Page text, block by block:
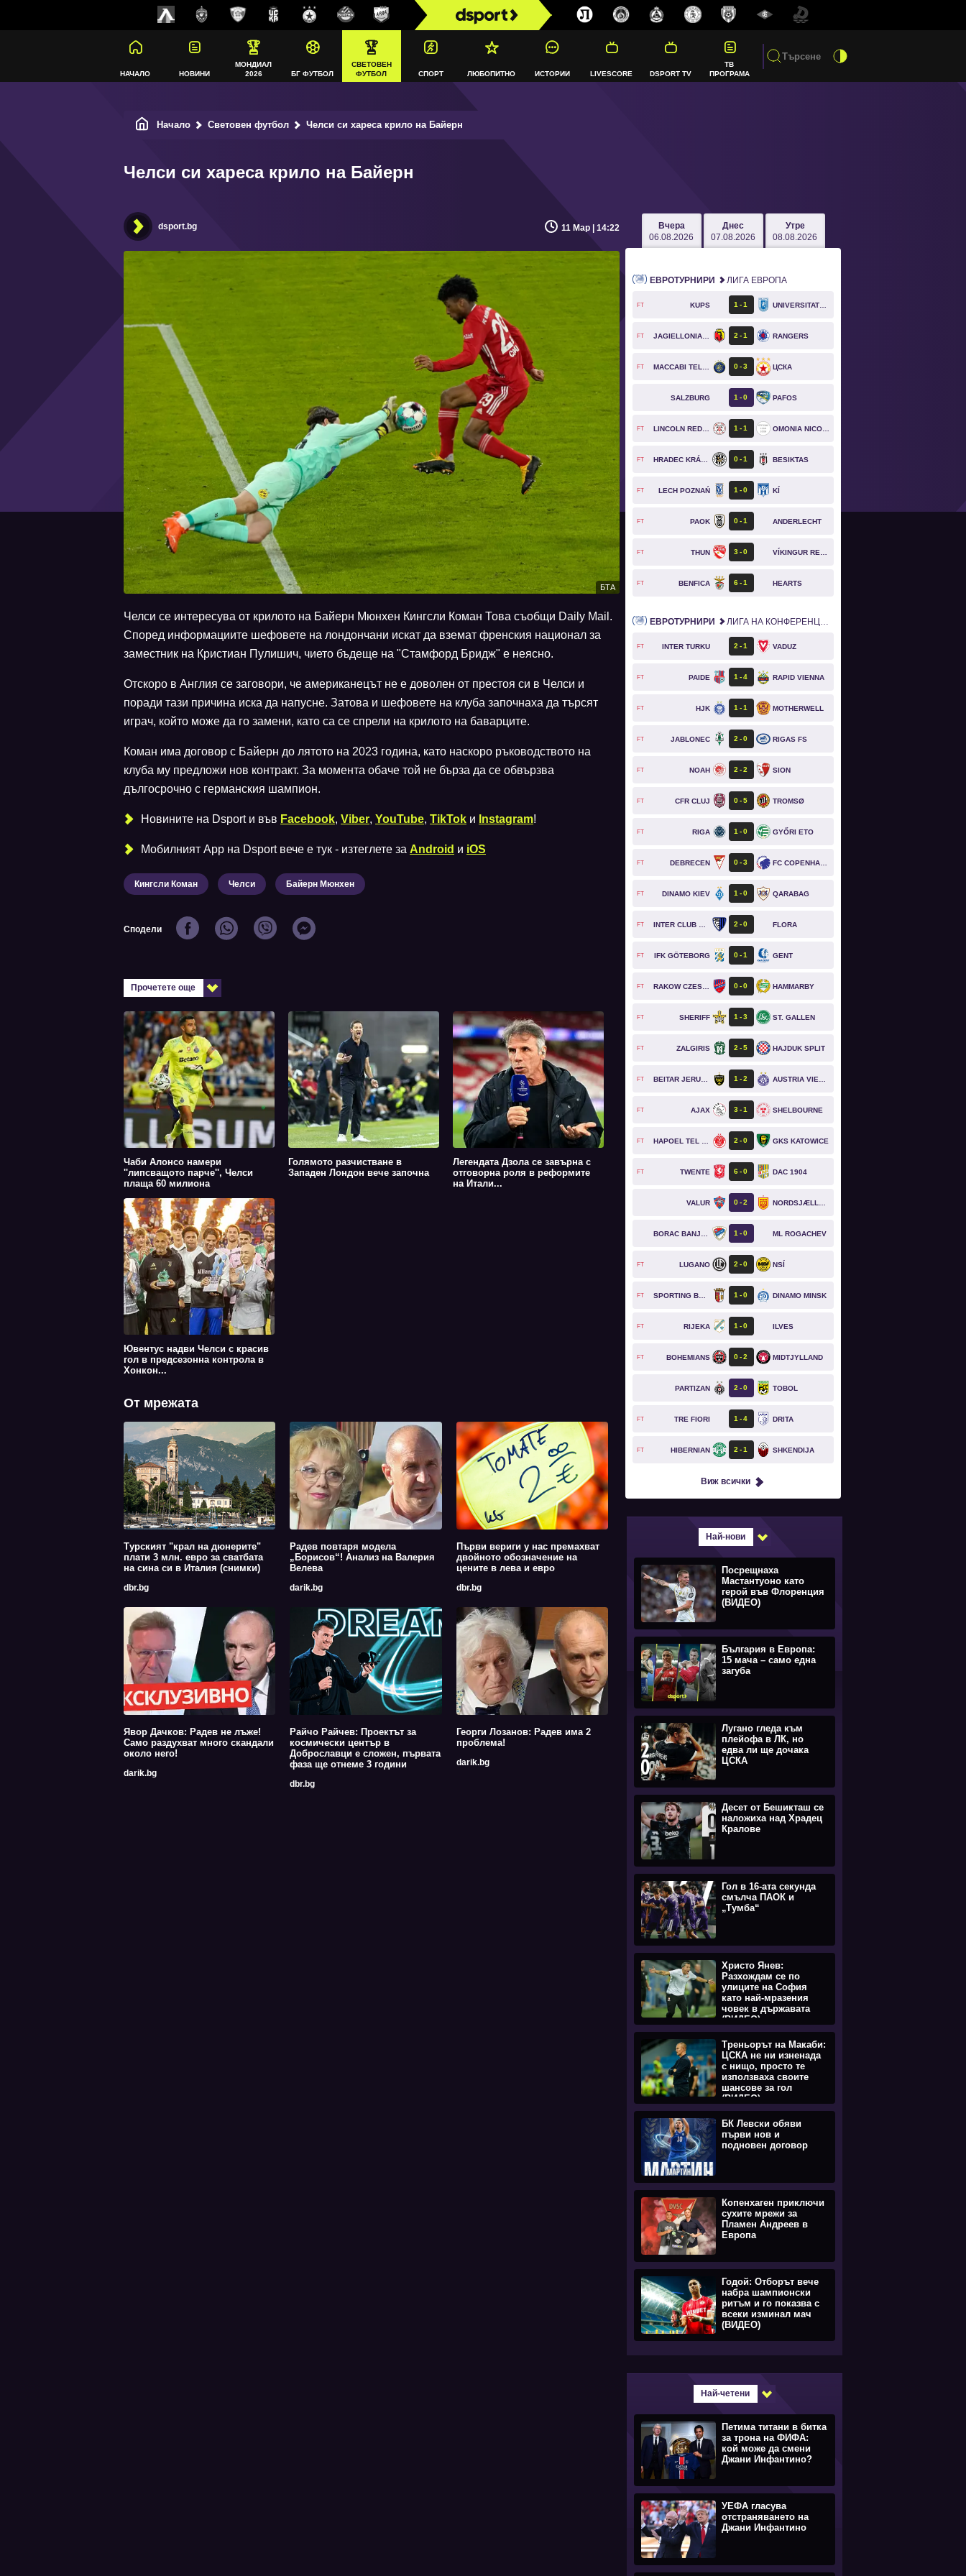
НАЧАЛО НОВИНИ
МОНДИАЛ
2026
БГ ФУТБОЛ
СВЕТОВЕН
ФУТБОЛ
СПОРТ ЛЮБОПИТНО ИСТОРИИ LIVESCORE DSPORT TV
ТВ
ПРОГРАМА
Начало Световен футбол Челси си хареса крило на Байерн
Челси си хареса крило на Байерн
dsport.bg 11 Мар | 14:22
БТА
Челси се интересува от крилото на Байерн Мюнхен Кингсли Коман Това съобщи Daily Mail.
Според информациите шефовете на лондончани искат да вземат френския национал за
заместник на Кристиан Пулишич, чието бъдеще на "Стамфорд Бридж" е неясно.
Отскоро в Англия се заговори, че американецът не е доволен от престоя си в Челси и
поради тази причина иска да напусне. Затова и шефовете на клуба започнаха да търсят
играч, който може да го замени, като са се спрели на крилото на баварците.
Коман има договор с Байерн до лятото на 2023 година, като наскоро ръководството на
клуба му предложи нов контракт. За момента обаче той не бърза да се обвързва
дългосрочно с германския шампион.
Новините на Dsport и във Facebook, Viber, YouTube, TikTok и Instagram!
Мобилният Аpp на Dsport вече е тук - изтеглете за Android и iOS
Кингсли Коман Челси Байерн Мюнхен
Сподели
Прочетете още
Чаби Алонсо намери
''липсващото парче'', Челси
плаща 60 милиона
Голямото разчистване в
Западен Лондон вече започна
Легендата Дзола се завърна с
отговорна роля в реформите
на Итали...
Ювентус надви Челси с красив
гол в предсезонна контрола в
Хонкон...
От мрежата
Турският "крал на дюнерите"
плати 3 млн. евро за сватбата
на сина си в Италия (снимки)
dbr.bg
Радев повтаря модела
„Борисов“! Анализ на Валерия
Велева
darik.bg
Първи вериги у нас премахват
двойното обозначение на
цените в лева и евро
dbr.bg
Явор Дачков: Радев не лъже!
Само раздухват много скандали
около него!
darik.bg
Райчо Райчев: Проектът за
космически център в
Доброславци е сложен, първата
фаза ще отнеме 3 години
dbr.bg
Георги Лозанов: Радев има 2
проблема!
darik.bg
Вчера
06.08.2026
Днес
07.08.2026
Утре
08.08.2026
ЕВРОТУРНИРИ ЛИГА ЕВРОПА
FT KUPS 1 1
FT 2 1 RANGERS
FT 0 3 ЦСКА
SALZBURG 1 0 PAFOS
FT 1 1
FT 0 1 BESIKTAS
FT LECH POZNAŃ 1 0 KÍ
FT PAOK 0 1 ANDERLECHT
FT THUN 3 0
FT BENFICA 6 1 HEARTS
ЕВРОТУРНИРИ ЛИГА НА КОНФЕРЕНЦИИТЕ
FT INTER TURKU 2 1 VADUZ
FT PAIDE 1 4 RAPID VIENNA
FT HJK 1 1 MOTHERWELL
FT JABLONEC 2 0 RIGAS FS
FT NOAH 2 2 SION
FT CFR CLUJ 0 5 TROMSØ
FT RIGA 1 0 GYŐRI ETO
FT DEBRECEN 0 3
FT DINAMO KIEV 1 0 QARABAG
FT 2 0 FLORA
FT IFK GÖTEBORG 0 1 GENT
FT 0 0 HAMMARBY
FT SHERIFF 1 3 ST. GALLEN
FT ZALGIRIS 2 5 HAJDUK SPLIT
FT 1 2
FT AJAX 3 1 SHELBOURNE
FT 2 0 GKS KATOWICE
FT TWENTE 6 0 DAC 1904
VALUR 0 2
1 0 ML ROGACHEV
FT LUGANO 2 0 NSÍ
FT 1 0 DINAMO MINSK
FT RIJEKA 1 0 ILVES
FT BOHEMIANS 0 2 MIDTJYLLAND
PARTIZAN 2 0 TOBOL
FT TRE FIORI 1 4 DRITA
FT HIBERNIAN 2 1 SHKENDIJA
Виж всички
Най-нови
Посрещнаха
Мастантуоно като
герой във Флоренция
(ВИДЕО)
България в Европа:
15 мача – само една
загуба
Лугано гледа към
плейофа в ЛК, но
едва ли ще дочака
ЦСКА
Десет от Бешикташ се
наложиха над Храдец
Кралове
Гол в 16-ата секунда
смълча ПАОК и
„Тумба“
Христо Янев:
Разхождам се по
улиците на София
като най-мразения
човек в държавата
(ВИДЕО)
Треньорът на Макаби:
ЦСКА не ни изненада
с нищо, просто те
използваха своите
шансове за гол
(ВИДЕО)
БК Левски обяви
първи нов и
подновен договор
Копенхаген приключи
сухите мрежи за
Пламен Андреев в
Европа
Годой: Отборът вече
набра шампионски
ритъм и го показва с
всеки изминал мач
(ВИДЕО)
Най-четени
Петима титани в битка
за трона на ФИФА:
кой може да смени
Джани Инфантино?
УЕФА гласува
отстраняването на
Джани Инфантино